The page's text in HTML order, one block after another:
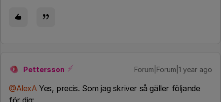
P Pettersson Forum|Forum|1 year ago
@AlexAYes, precis. Som jag skriver så gäller följande
för dig: